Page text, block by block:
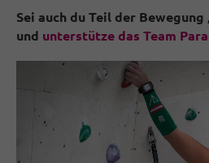
Sei auch du Teil der
und unterstütze das Team